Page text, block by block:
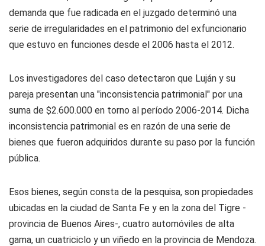
demanda que fue radicada en el juzgado determinó una
serie de irregularidades en el patrimonio del exfuncionario
que estuvo en funciones desde el 2006 hasta el 2012.
Los investigadores del caso detectaron que Luján y su
pareja presentan una "inconsistencia patrimonial" por una
suma de $2.600.000 en torno al período 2006-2014. Dicha
inconsistencia patrimonial es en razón de una serie de
bienes que fueron adquiridos durante su paso por la función
pública.
Esos bienes, según consta de la pesquisa, son propiedades
ubicadas en la ciudad de Santa Fe y en la zona del Tigre -
provincia de Buenos Aires-, cuatro automóviles de alta
gama, un cuatriciclo y un viñedo en la provincia de Mendoza.